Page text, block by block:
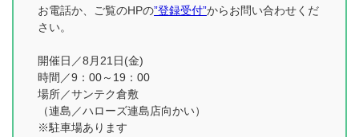
お電話か、ご覧のHPの”登録受付”からお問い合わせくだ
さい。
開催日／8月21日(金)
時間／9：00～19：00
場所／サンテク倉敷
（連島／ハローズ連島店向かい）
※駐車場あります